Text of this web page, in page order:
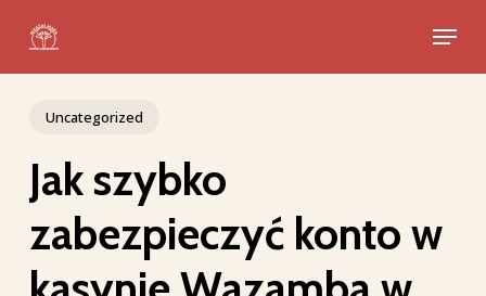
main
Menu
Uncategorized
Jak szybko
zabezpieczyć konto w